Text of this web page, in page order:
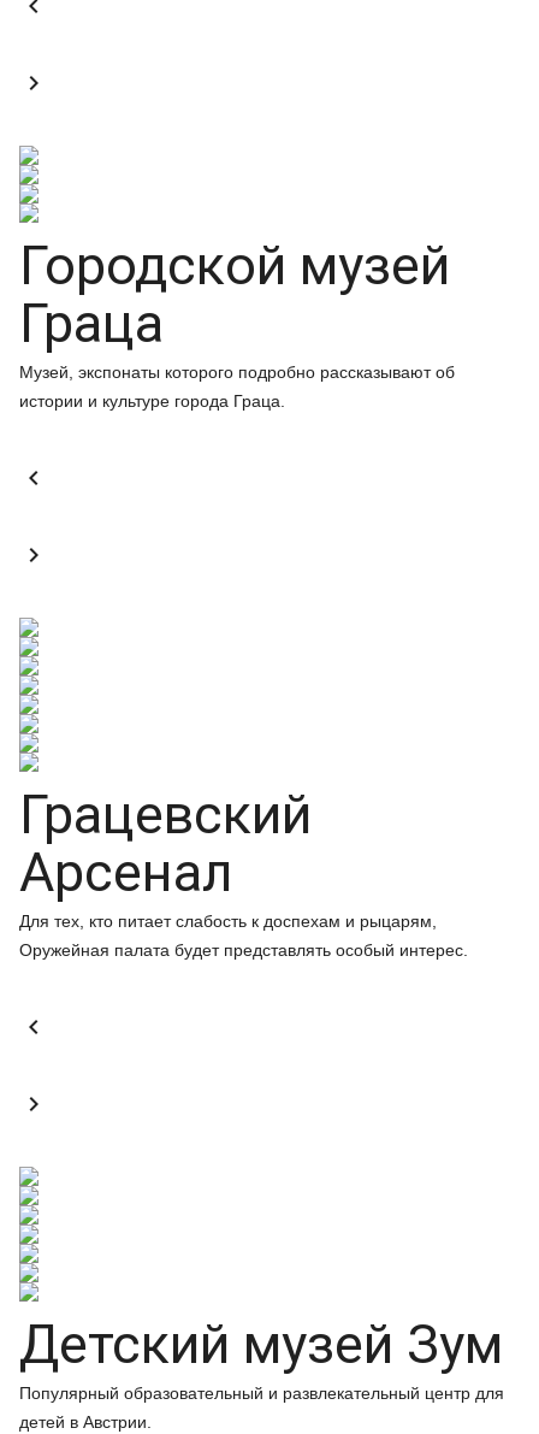


Городской музей
Граца
Музей, экспонаты которого подробно рассказывают об
истории и культуре города Граца.


Грацевский
Арсенал
Для тех, кто питает слабость к доспехам и рыцарям,
Оружейная палата будет представлять особый интерес.


Детский музей Зум
Популярный образовательный и развлекательный центр для
детей в Австрии.